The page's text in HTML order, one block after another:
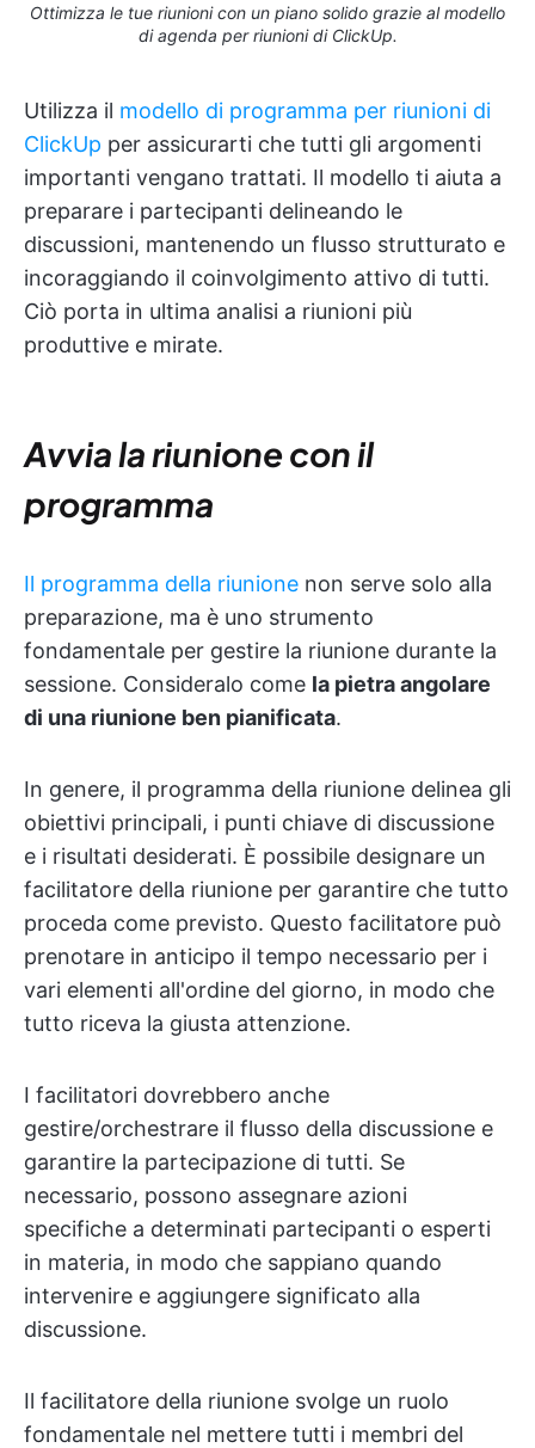
Ottimizza le tue riunioni con un piano solido grazie al modello
di agenda per riunioni di ClickUp.
Utilizza il modello di programma per riunioni di
ClickUp per assicurarti che tutti gli argomenti
importanti vengano trattati. Il modello ti aiuta a
preparare i partecipanti delineando le
discussioni, mantenendo un flusso strutturato e
incoraggiando il coinvolgimento attivo di tutti.
Ciò porta in ultima analisi a riunioni più
produttive e mirate.
Avvia la riunione con il
programma
Il programma della riunione non serve solo alla
preparazione, ma è uno strumento
fondamentale per gestire la riunione durante la
sessione. Consideralo come la pietra angolare
di una riunione ben pianificata.
In genere, il programma della riunione delinea gli
obiettivi principali, i punti chiave di discussione
e i risultati desiderati. È possibile designare un
facilitatore della riunione per garantire che tutto
proceda come previsto. Questo facilitatore può
prenotare in anticipo il tempo necessario per i
vari elementi all'ordine del giorno, in modo che
tutto riceva la giusta attenzione.
I facilitatori dovrebbero anche
gestire/orchestrare il flusso della discussione e
garantire la partecipazione di tutti. Se
necessario, possono assegnare azioni
specifiche a determinati partecipanti o esperti
in materia, in modo che sappiano quando
intervenire e aggiungere significato alla
discussione.
Il facilitatore della riunione svolge un ruolo
fondamentale nel mettere tutti i membri del